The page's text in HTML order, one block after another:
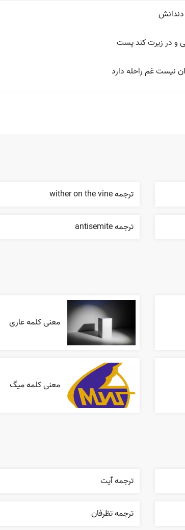
دندانش
و در زیرت کند پست
نیست غم راحله دارد
ترجمه wither on the vine
ترجمه antisemite
معنی کلمه عاری
معنی کلمه میگ
ترجمه ٱیت
ترجمه تظرفان